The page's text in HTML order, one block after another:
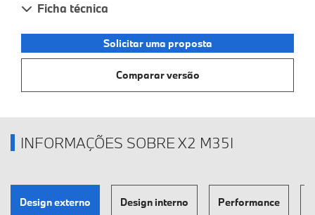
Ficha técnica
Solicitar uma proposta
Comparar versão
INFORMAÇÕES SOBRE X2 M35I
Design externo Design interno Performance